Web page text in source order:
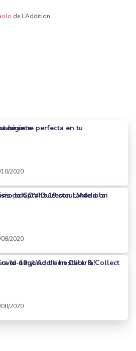
de L’Addition
perfecta en tu restaurante
2020
adaptar tu restaurante a la crisis de COVID 19 con L'Addition
2020
19: ¡L’Addition Click & Collect para tu negocio de hostelería!
08/2020